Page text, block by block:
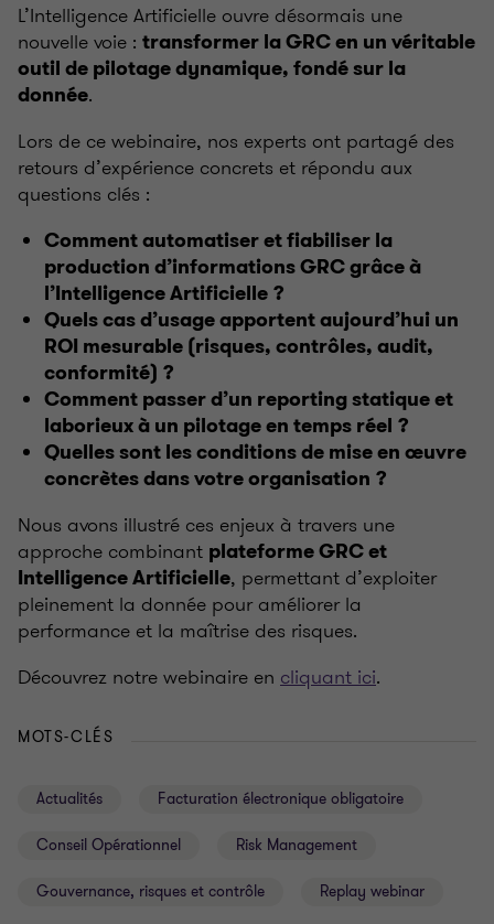
L’Intelligence Artificielle ouvre désormais une
nouvelle voie : transformer la GRC en un véritable
outil de pilotage dynamique, fondé sur la
donnée.
Lors de ce webinaire, nos experts ont partagé des
retours d’expérience concrets et répondu aux
questions clés :
Comment automatiser et fiabiliser la
production d’informations GRC grâce à
l’Intelligence Artificielle ?
Quels cas d’usage apportent aujourd’hui un
ROI mesurable (risques, contrôles, audit,
conformité) ?
Comment passer d’un reporting statique et
laborieux à un pilotage en temps réel ?
Quelles sont les conditions de mise en œuvre
concrètes dans votre organisation ?
Nous avons illustré ces enjeux à travers une
approche combinant plateforme GRC et
Intelligence Artificielle, permettant d’exploiter
pleinement la donnée pour améliorer la
performance et la maîtrise des risques.
Découvrez notre webinaire en cliquant ici.
MOTS-CLÉS
Actualités Facturation électronique obligatoire
Conseil Opérationnel Risk Management
Gouvernance, risques et contrôle Replay webinar